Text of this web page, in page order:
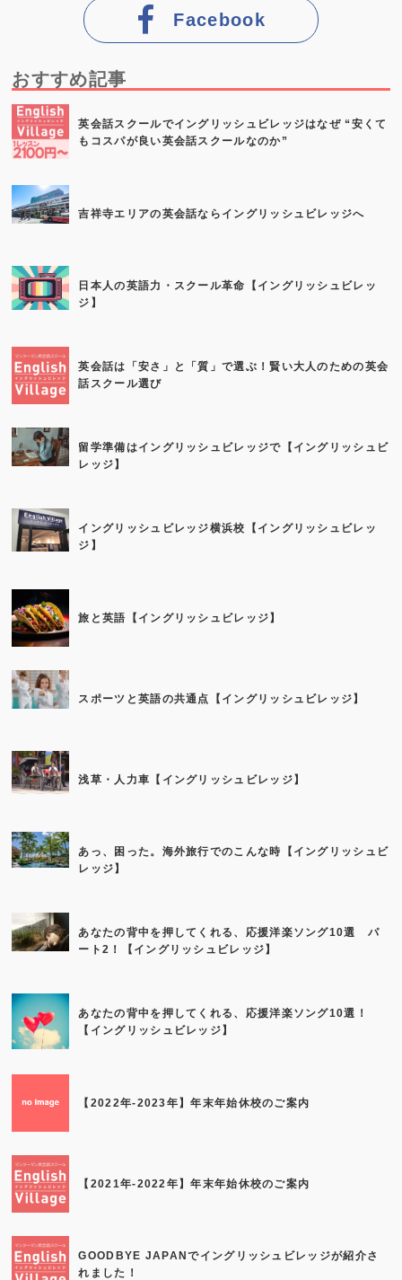
Facebook
おすすめ記事
英会話スクールでイングリッシュビレッジはなぜ “安くて
もコスパが良い英会話スクールなのか”
吉祥寺エリアの英会話ならイングリッシュビレッジへ
日本人の英語力・スクール革命【イングリッシュビレッ
ジ】
英会話は「安さ」と「質」で選ぶ！賢い大人のための英会
話スクール選び
留学準備はイングリッシュビレッジで【イングリッシュビ
レッジ】
イングリッシュビレッジ横浜校【イングリッシュビレッ
ジ】
旅と英語【イングリッシュビレッジ】
スポーツと英語の共通点【イングリッシュビレッジ】
浅草・人力車【イングリッシュビレッジ】
あっ、困った。海外旅行でのこんな時【イングリッシュビ
レッジ】
あなたの背中を押してくれる、応援洋楽ソング10選 パ
ート2！【イングリッシュビレッジ】
あなたの背中を押してくれる、応援洋楽ソング10選！
【イングリッシュビレッジ】
【2022年-2023年】年末年始休校のご案内
【2021年-2022年】年末年始休校のご案内
GOODBYE JAPANでイングリッシュビレッジが紹介さ
れました！